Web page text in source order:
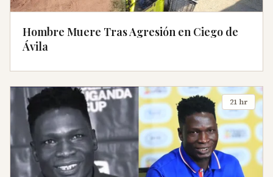
Hombre Muere Tras Agresión en Ciego de
Ávila
21 hr